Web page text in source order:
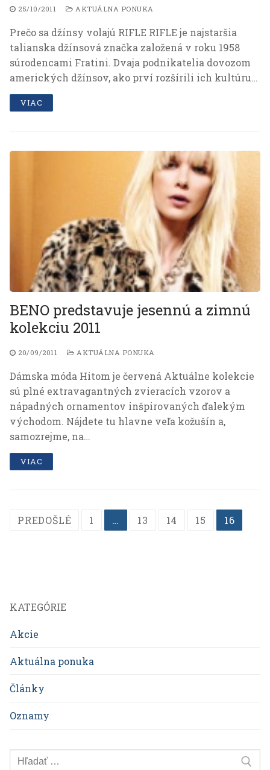
25/10/2011 AKTUÁLNA PONUKA
Prečo sa džínsy volajú RIFLE RIFLE je najstaršia
talianska džínsová značka založená v roku 1958
súrodencami Fratini. Dvaja podnikatelia dovozom
amerických džínsov, ako prví rozšírili ich kultúru…
VIAC
BENO predstavuje jesennú a zimnú
kolekciu 2011
20/09/2011 AKTUÁLNA PONUKA
Dámska móda Hitom je červená Aktuálne kolekcie
sú plné extravagantných zvieracích vzorov a
nápadných ornamentov inšpirovaných ďalekým
východom. Nájdete tu hlavne veľa kožušín a,
samozrejme, na…
VIAC
Navigácia
PREDOŠLÉ 1 … 13 14 15 16
KATEGÓRIE
Akcie
Aktuálna ponuka
Články
Oznamy
Hľadať:
nášho webu.
Personalizačné
Aby stránky
fungovali plynule
a zobrazovalo sa
vám všetko tak,